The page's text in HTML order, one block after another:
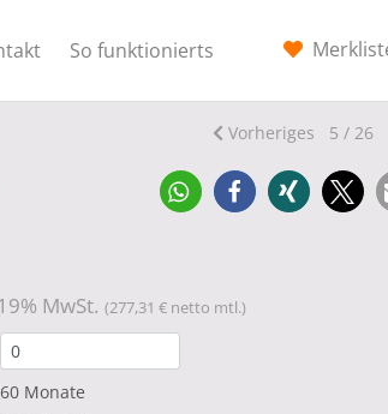
So funktionierts
Vorheriges 5 / 26
MwSt. (277,31 € netto mtl.)
60 Monate